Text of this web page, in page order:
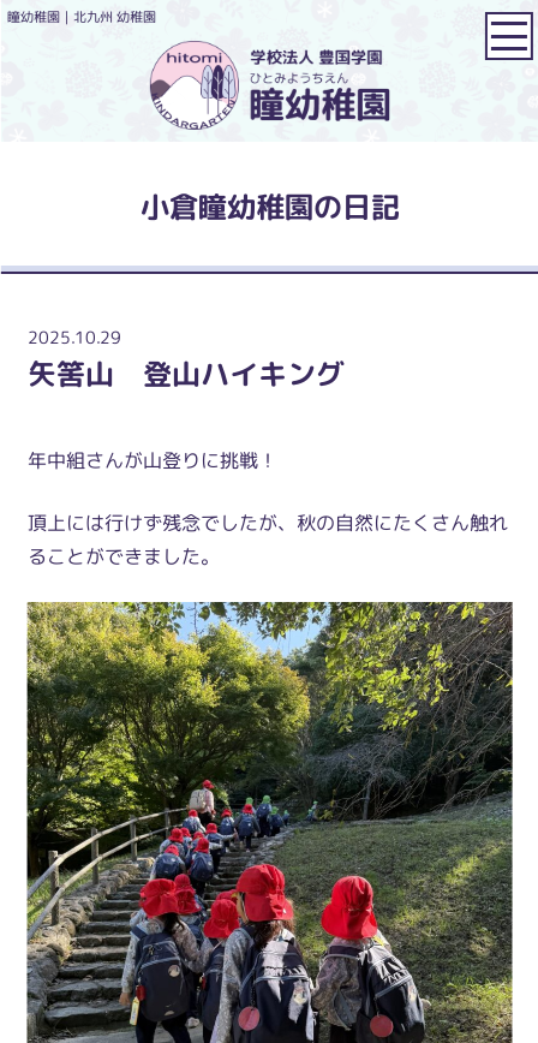
瞳幼稚園｜北九州 幼稚園
小倉瞳幼稚園の日記
2025.10.29
矢筈山 登山ハイキング
年中組さんが山登りに挑戦！
頂上には行けず残念でしたが、秋の自然にたくさん触れ
ることができました。